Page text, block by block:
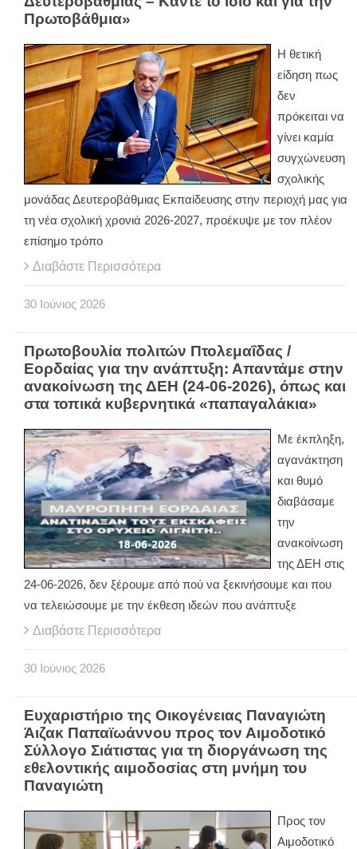
Πρωτοβάθμια»
Η θετική
είδηση πως
δεν
πρόκειται να
γίνει καμία
συγχώνευση
σχολικής
μονάδας Δευτεροβάθμιας Εκπαίδευσης στην περιοχή μας για
τη νέα σχολική χρονιά 2026-2027, προέκυψε με τον πλέον
επίσημο τρόπο
Διαβάστε Περισσότερα
30 Ιούνιος 2026
Πρωτοβουλία πολιτών Πτολεμαΐδας /
Εορδαίας για την ανάπτυξη: Απαντάμε στην
ανακοίνωση της ΔΕΗ (24-06-2026), όπως και
στα τοπικά κυβερνητικά «παπαγαλάκια»
Με έκπληξη,
αγανάκτηση
και θυμό
διαβάσαμε
την
ανακοίνωση
της ΔΕΗ στις
24-06-2026, δεν ξέρουμε από πού να ξεκινήσουμε και που
να τελειώσουμε με την έκθεση ιδεών που ανάπτυξε
Διαβάστε Περισσότερα
30 Ιούνιος 2026
Ευχαριστήριο της Οικογένειας Παναγιώτη
Άιζακ Παπαϊωάννου προς τον Αιμοδοτικό
Σύλλογο Σιάτιστας για τη διοργάνωση της
εθελοντικής αιμοδοσίας στη μνήμη του
Παναγιώτη
Προς τον
Αιμοδοτικό